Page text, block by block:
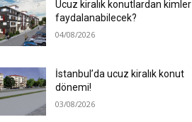
Ucuz kiralık konutlardan kimler
faydalanabilecek?
04/08/2026
İstanbul’da ucuz kiralık konut
dönemi!
03/08/2026